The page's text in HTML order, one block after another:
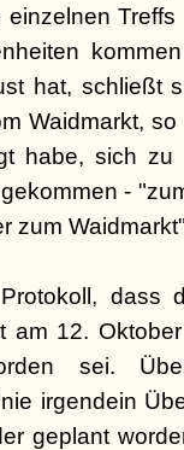
hat, schließt
Waidmarkt,
habe, sich zu
-
zum
dass
am 12.
sei.
irgendein
geplant